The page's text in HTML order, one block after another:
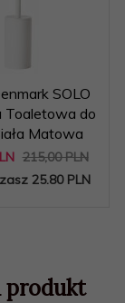
SOLO
Toaletowa do
Matowa
215,00 PLN
25.80 PLN
produkt